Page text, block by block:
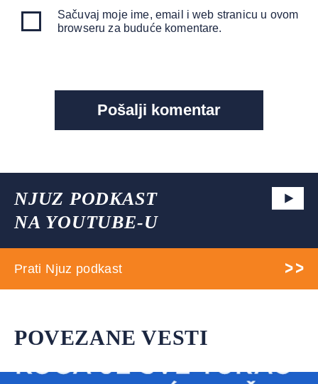
Sačuvaj moje ime, email i web stranicu u ovom
browseru za buduće komentare.
NJUZ PODKAST
NA YOUTUBE-U
Prati Njuz podkast
POVEZANE VESTI